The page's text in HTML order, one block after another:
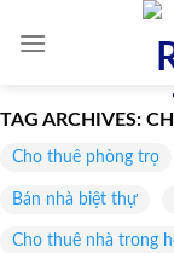
TAG ARCHIVES:
Cho thuê phòng trọ
Bán nhà biệt thự
Cho thuê nhà trong